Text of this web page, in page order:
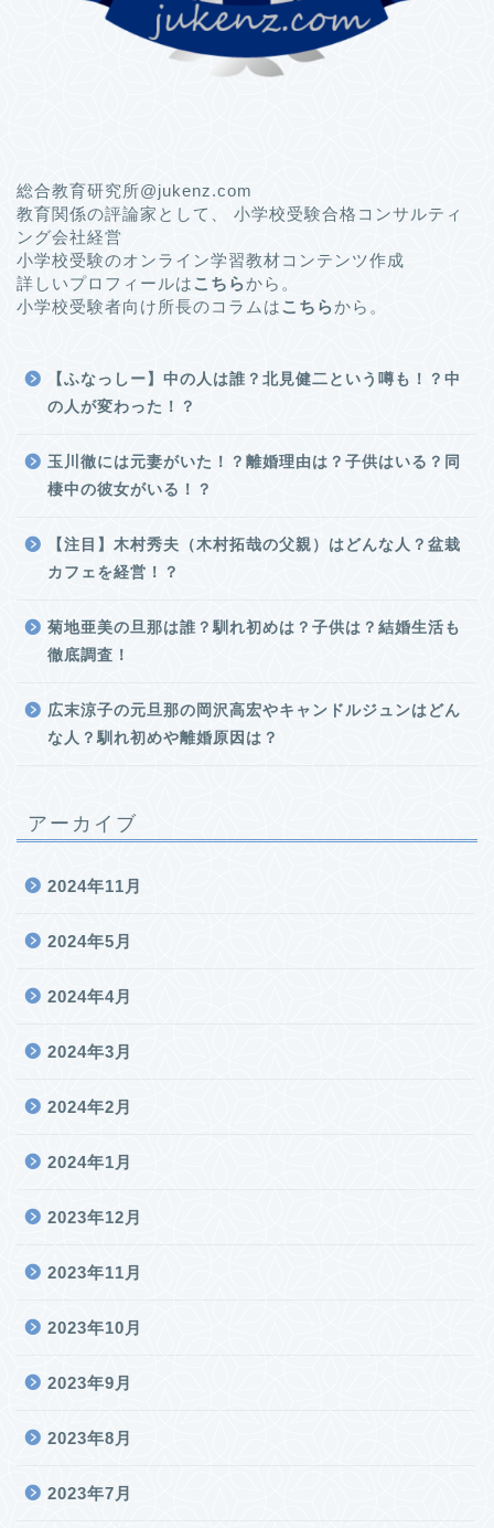
総合教育研究所@jukenz.com
教育関係の評論家として、 小学校受験合格コンサルティ
ング会社経営
小学校受験のオンライン学習教材コンテンツ作成
詳しいプロフィールはこちらから。
小学校受験者向け所長のコラムはこちらから。
【ふなっしー】中の人は誰？北見健二という噂も！？中
の人が変わった！？
玉川徹には元妻がいた！？離婚理由は？子供はいる？同
棲中の彼女がいる！？
【注目】木村秀夫（木村拓哉の父親）はどんな人？盆栽
カフェを経営！？
菊地亜美の旦那は誰？馴れ初めは？子供は？結婚生活も
徹底調査！
広末涼子の元旦那の岡沢高宏やキャンドルジュンはどん
な人？馴れ初めや離婚原因は？
アーカイブ
2024年11月
2024年5月
2024年4月
2024年3月
2024年2月
2024年1月
2023年12月
2023年11月
2023年10月
2023年9月
2023年8月
2023年7月